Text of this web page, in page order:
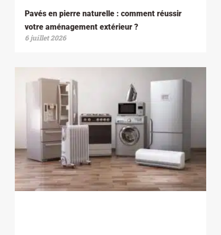
Pavés en pierre naturelle : comment réussir
votre aménagement extérieur ?
6 juillet 2026